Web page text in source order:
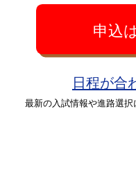
申込
日程が合
最新の入試情報や進路選択